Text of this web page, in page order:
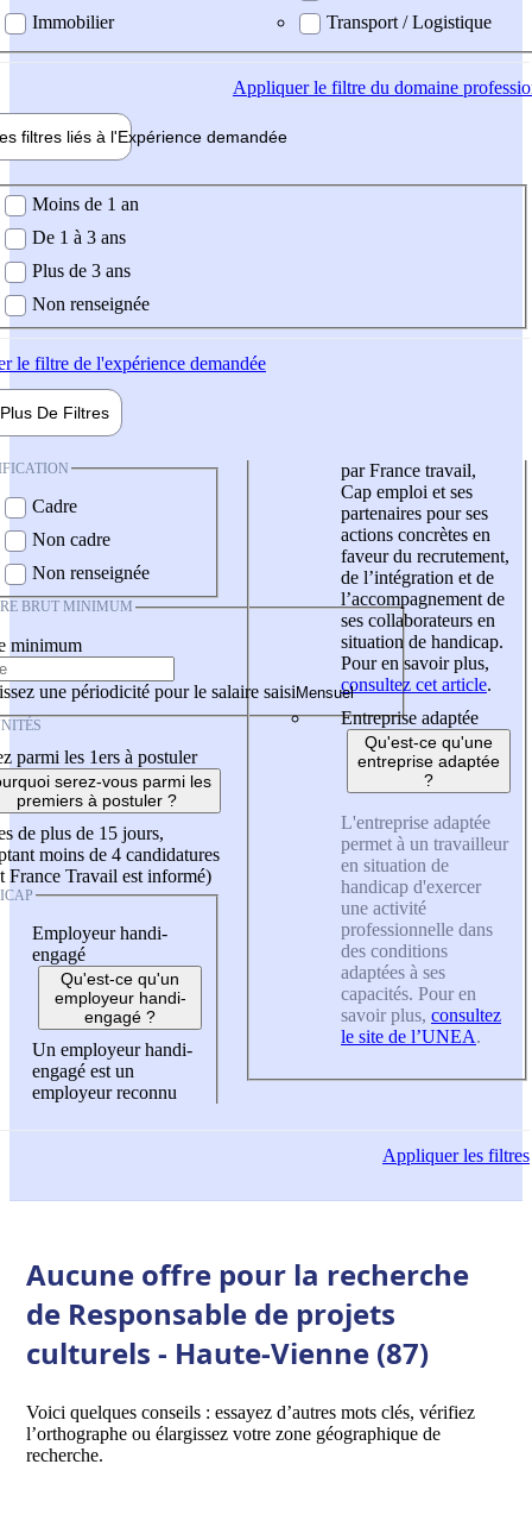
Immobilier
Transport / Logistique
Appliquerle filtre du domaine
filtres liés à l'Expérience demandée
demandée
Moins de 1 an
De 1 à 3 ans
Plus de 3 ans
Non renseignée
le filtre de l'expérience demandée
Plus De Filtres
Cadre
Non cadre
Non renseignée
BRUT MINIMUM
minimum
une périodicité pour le salaire saisi
parmi les 1ers à postuler
serez-vous parmi les
premiers à postuler ?
de plus de 15 jours,
moins de 4 candidatures
France Travail est informé)
Employeur handi-
engagé
Qu'est-ce qu'un
employeur handi-
engagé ?
Un employeur handi-
engagé est un
employeur reconnu
par France travail,
Cap emploi et ses
partenaires pour ses
actions concrètes en
faveur du recrutement,
de l’intégration et de
l’accompagnement de
ses collaborateurs en
situation de handicap.
Pour en savoir plus,
consultez cet article.
Entreprise adaptée
Qu'est-ce qu'une
entreprise adaptée
?
L'entreprise adaptée
permet à un travailleur
en situation de
handicap d'exercer
une activité
professionnelle dans
des conditions
adaptées à ses
capacités. Pour en
savoir plus, consultez
le site de l’UNEA.
Appliquerles filtres
Aucune offre pour la recherche
de Responsable de projets
culturels - Haute-Vienne (87)
Voici quelques conseils : essayez d’autres mots clés, vérifiez
l’orthographe ou élargissez votre zone géographique de
recherche.